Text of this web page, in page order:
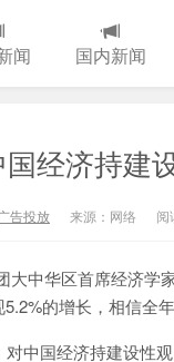
闻 国内新闻
经济持建
告投放 来源：网络 阅
华区首席经济学家
的增长，相信全